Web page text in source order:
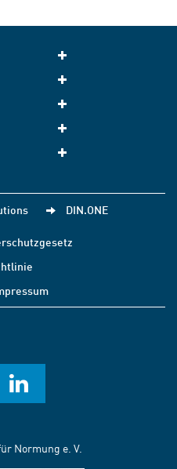
DIN.ONE
Normung e. V.